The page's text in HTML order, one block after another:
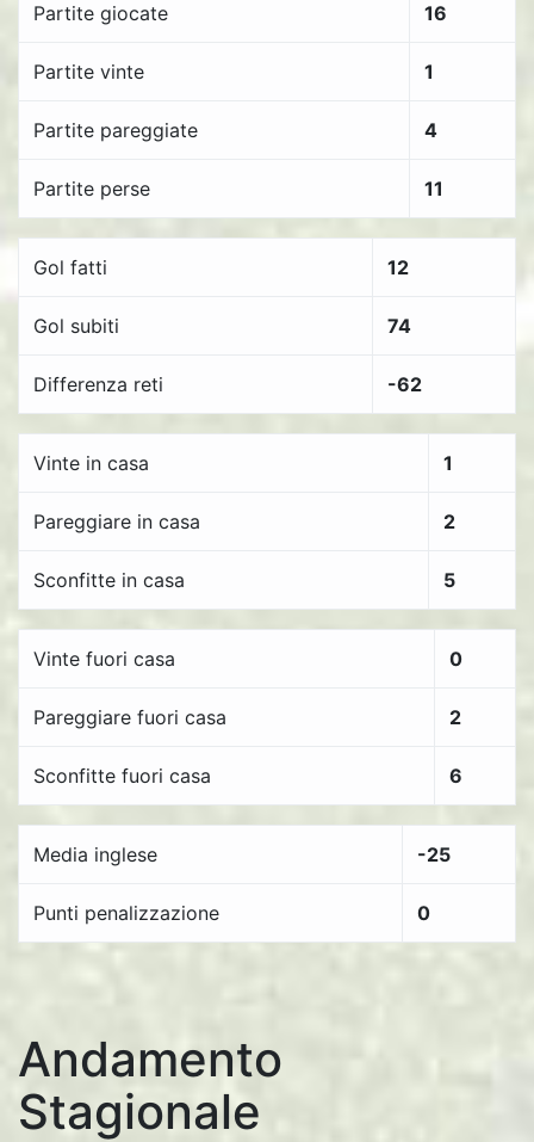
Partite giocate 16
Partite vinte 1
Partite pareggiate 4
Partite perse 11
Gol fatti 12
Gol subiti 74
Differenza reti -62
Vinte in casa 1
Pareggiare in casa 2
Sconfitte in casa 5
Vinte fuori casa 0
Pareggiare fuori casa 2
Sconfitte fuori casa 6
Media inglese -25
Punti penalizzazione 0
Andamento
Stagionale